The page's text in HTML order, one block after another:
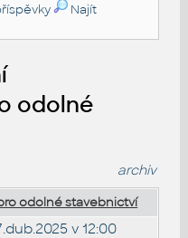
Najít
odolné
archiv
odolné stavebnictví
v 12:00